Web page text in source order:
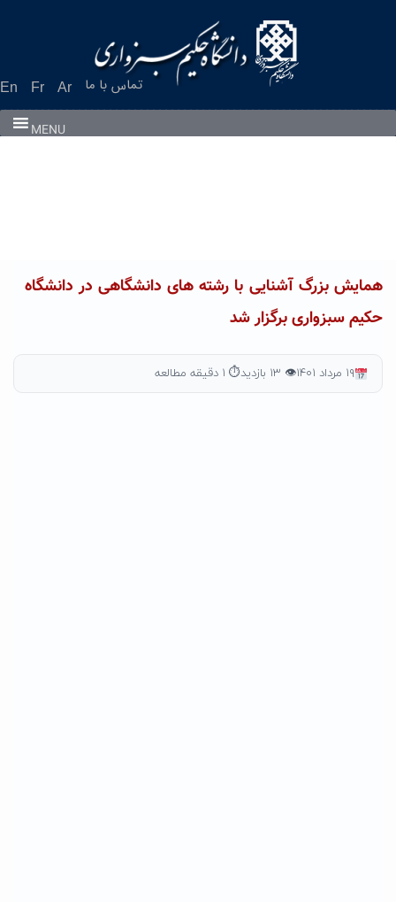
En Fr Ar تماس با ما
MENU
همایش بزرگ آشنایی با رشته های دانشگاهی در دانشگاه
حکیم سبزواری برگزار شد
۱۹ مرداد ۱۴۰۱ 👁 ۱۳ بازدید ⏱ ۱ دقیقه مطالعه